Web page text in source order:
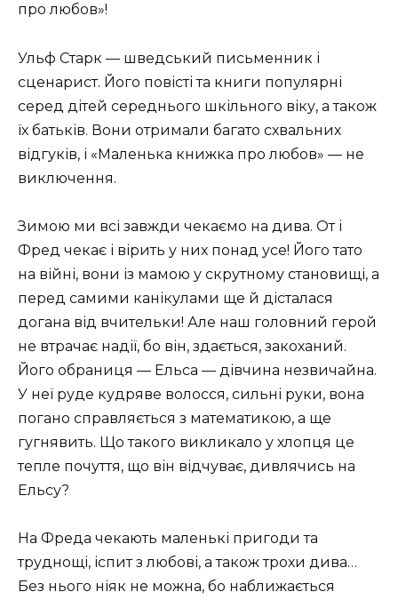
про любов»!
Ульф Старк — шведський письменник і
сценарист. Його повісті та книги популярні
серед дітей середнього шкільного віку, а також
їх батьків. Вони отримали багато схвальних
відгуків, і «Маленька книжка про любов» — не
виключення.
Зимою ми всі завжди чекаємо на дива. От і
Фред чекає і вірить у них понад усе! Його тато
на війні, вони із мамою у скрутному становищі, а
перед самими канікулами ще й дісталася
догана від вчительки! Але наш головний герой
не втрачає надії, бо він, здається, закоханий.
Його обраниця — Ельса — дівчина незвичайна.
У неї руде кудряве волосся, сильні руки, вона
погано справляється з математикою, а ще
гугнявить. Що такого викликало у хлопця це
тепле почуття, що він відчуває, дивлячись на
Ельсу?
На Фреда чекають маленькі пригоди та
труднощі, іспит з любові, а також трохи дива…
Без нього ніяк не можна, бо наближається